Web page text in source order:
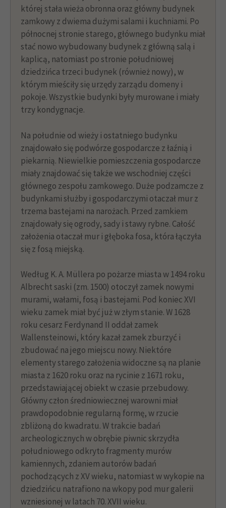
której stała wieża obronna oraz główny budynek
zamkowy z dwiema dużymi salami i kuchniami. Po
północnej stronie starego, głównego budynku miał
stać nowo wybudowany budynek z główną salą i
kaplicą, natomiast po stronie południowej
dziedzińca trzeci budynek (również nowy), w
którym mieściły się urzędy zarządu domeny i
pokoje. Wszystkie budynki były murowane i miały
trzy kondygnacje.
Na południe od wieży i ostatniego budynku
znajdowało się podwórze gospodarcze z łaźnią i
piekarnią. Niewielkie pomieszczenia gospodarcze
miały znajdować się także we wschodniej części
głównego zespołu zamkowego. Duże podzamcze z
budynkami służby i gospodarczymi otaczał mur z
trzema bastejami na narożach. Przed zamkiem
znajdowały się ogrody, sady i stawy rybne. Całość
założenia otaczał mur i głęboka fosa, która łączyła
się z fosą miejską.
Według K. A. Müllera po pożarze miasta w 1494 roku
Albrecht saski (zm. 1500) otoczył zamek nowymi
murami, wałami, fosą i bastejami. Pod koniec XVI
wieku zamek miał być już w złym stanie. W 1628
roku cesarz Ferdynand II oddał zamek
Wallensteinowi, który kazał zamek zburzyć i
zbudować na jego miejscu nowy. Niektóre
elementy starego założenia widoczne są na planie
miasta z 1620 roku oraz na rycinie z 1671 roku,
przedstawiającej obiekt w czasie przebudowy.
Główny człon średniowiecznej warowni miał
prawdopodobnie regularną formę, w rzucie
zbliżoną do kwadratu. W trakcie badań
archeologicznych w obrębie piwnic skrzydła
południowego odkryto fragmenty murów
kamiennych, zdaniem autorów badań
pochodzących z XV wieku, natomiast w wykopie na
dziedzińcu natrafiono na wkopy pod mur galerii
wzniesionej w latach 70. XVII wieku.